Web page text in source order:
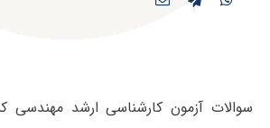
سوالات آزمون کارشناسی ارشد مهندسی